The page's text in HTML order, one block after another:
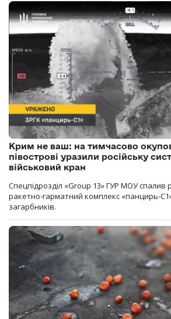
Крим не ваш: на тимчасово
півострові уразили російську
військовий кран
Спецпідрозділ «Group 13» ГУР МОУ спалив
ракетно-гарматний комплекс «панцирь-
загарбників.